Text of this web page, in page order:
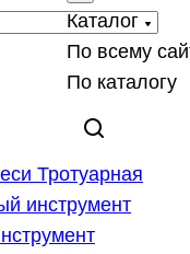
Каталог
По всему
По каталогу
Тротуарная
инструмент